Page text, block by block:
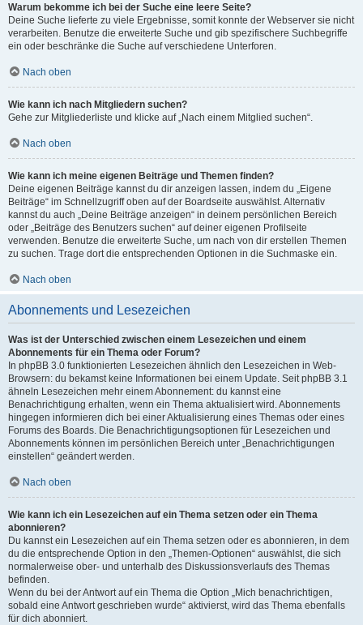
Warum bekomme ich bei der Suche eine leere Seite?
Deine Suche lieferte zu viele Ergebnisse, somit konnte der Webserver sie nicht
verarbeiten. Benutze die erweiterte Suche und gib spezifischere Suchbegriffe
ein oder beschränke die Suche auf verschiedene Unterforen.
Nach oben
Wie kann ich nach Mitgliedern suchen?
Gehe zur Mitgliederliste und klicke auf „Nach einem Mitglied suchen“.
Nach oben
Wie kann ich meine eigenen Beiträge und Themen finden?
Deine eigenen Beiträge kannst du dir anzeigen lassen, indem du „Eigene
Beiträge“ im Schnellzugriff oben auf der Boardseite auswählst. Alternativ
kannst du auch „Deine Beiträge anzeigen“ in deinem persönlichen Bereich
oder „Beiträge des Benutzers suchen“ auf deiner eigenen Profilseite
verwenden. Benutze die erweiterte Suche, um nach von dir erstellen Themen
zu suchen. Trage dort die entsprechenden Optionen in die Suchmaske ein.
Nach oben
Abonnements und Lesezeichen
Was ist der Unterschied zwischen einem Lesezeichen und einem
Abonnements für ein Thema oder Forum?
In phpBB 3.0 funktionierten Lesezeichen ähnlich den Lesezeichen in Web-
Browsern: du bekamst keine Informationen bei einem Update. Seit phpBB 3.1
ähneln Lesezeichen mehr einem Abonnement: du kannst eine
Benachrichtigung erhalten, wenn ein Thema aktualisiert wird. Abonnements
hingegen informieren dich bei einer Aktualisierung eines Themas oder eines
Forums des Boards. Die Benachrichtigungsoptionen für Lesezeichen und
Abonnements können im persönlichen Bereich unter „Benachrichtigungen
einstellen“ geändert werden.
Nach oben
Wie kann ich ein Lesezeichen auf ein Thema setzen oder ein Thema
abonnieren?
Du kannst ein Lesezeichen auf ein Thema setzen oder es abonnieren, in dem
du die entsprechende Option in den „Themen-Optionen“ auswählst, die sich
normalerweise ober- und unterhalb des Diskussionsverlaufs des Themas
befinden.
Wenn du bei der Antwort auf ein Thema die Option „Mich benachrichtigen,
sobald eine Antwort geschrieben wurde“ aktivierst, wird das Thema ebenfalls
für dich abonniert.